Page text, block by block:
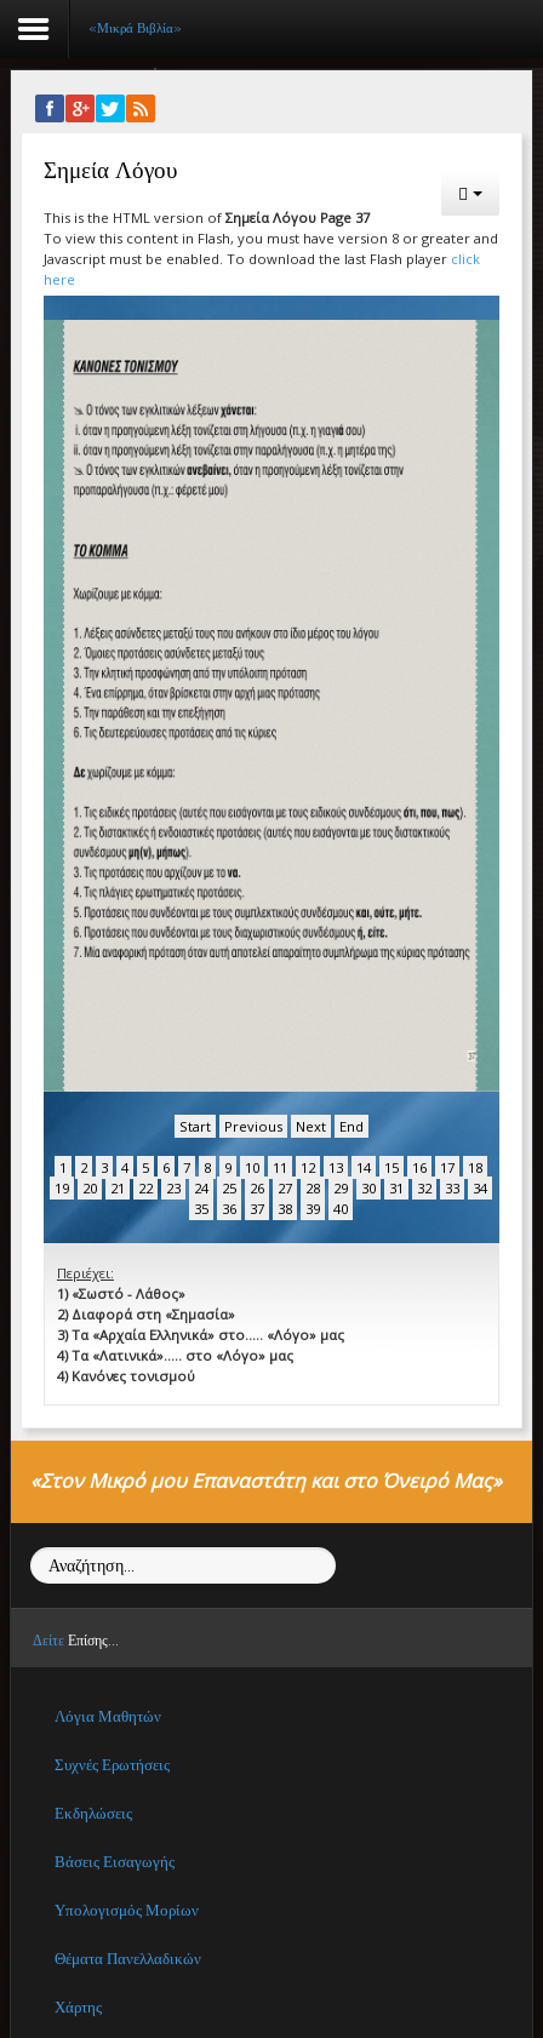
Αρχική
Βιογραφικό
Συγγραφικό έργο
Εργασίες
Ιστορίες Επιτυχίας
Επιτυχόντες
Διακρίσεις
«Μικρά Βιβλία»
Ο χώρος μας
«Μικρά Βιβλία»
Σημεία Λόγου
This is the HTML version of Σημεία Λόγου Page 37
To view this content in Flash, you must have version 8 or greater and
Javascript must be enabled. To download the last Flash player click
here
Start Previous Next End
1 2 3 4 5 6 7 8 9 10 11 12 13 14 15 16 17
18
19
20 21 22 23 24 25 26 27 28 29 30 31 32 33
34
35
36 37 38 39 40
Περιέχει:
1) «Σωστό - Λάθος»
2) Διαφορά στη «Σημασία»
3) Τα «Αρχαία Ελληνικά» στο….. «Λόγο» μας
4) Τα «Λατινικά»….. στο «Λόγο» μας
4) Κανόνες τονισμού
«Στον Μικρό μου Επαναστάτη και στο Όνειρό Μας»
Αναζήτηση...
Δείτε Επίσης...
Λόγια Μαθητών
Συχνές Ερωτήσεις
Εκδηλώσεις
Βάσεις Εισαγωγής
Υπολογισμός Μορίων
Θέματα Πανελλαδικών
Χάρτης